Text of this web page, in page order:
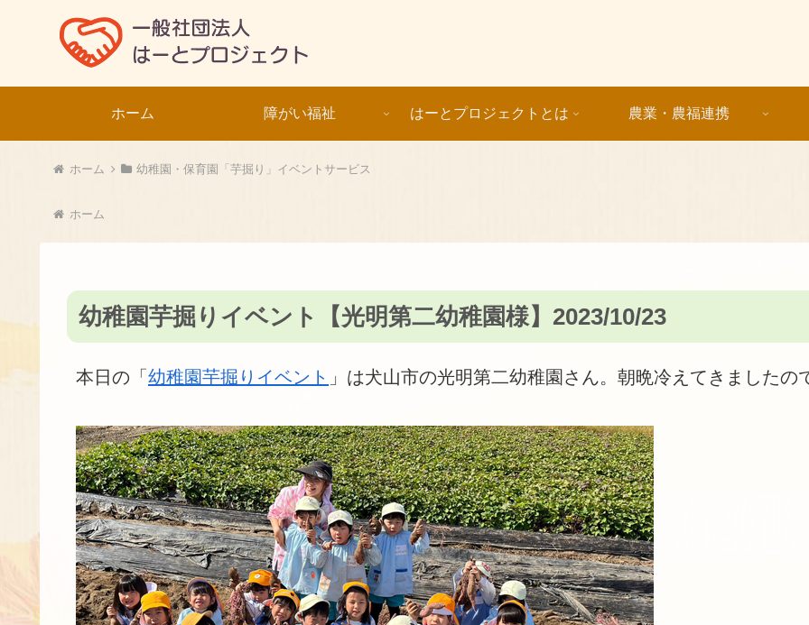
ホーム 障がい福祉 はーとプロジェクトとは 農業・農福連携
ホーム 幼稚園・保育園「芋掘り」イベントサービス
ホーム
幼稚園芋掘りイベント【光明第二幼稚園様】2023/10/23
本日の「 幼稚園芋掘りイベント 」は犬山市の光明第二幼稚園さん。朝晩冷えてきましたの